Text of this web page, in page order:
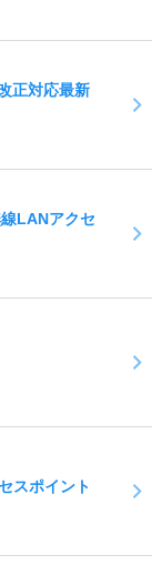
正対応最新
LANアクセ
スポイント